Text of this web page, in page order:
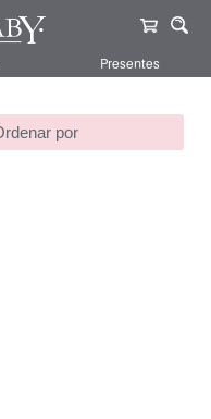
Presentes
138